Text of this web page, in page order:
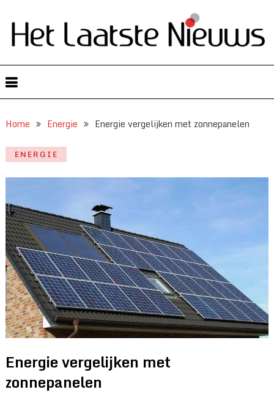
Home Energie Energie vergelijken met zonnepanelen
ENERGIE
Energie vergelijken met
zonnepanelen